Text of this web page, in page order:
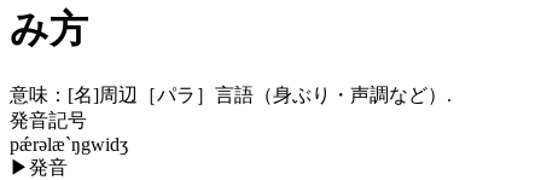
み方
意味： [名]周辺［パラ］言語（身ぶり・声調など）.
発音記号
pǽrəlæ`ŋgwidʒ
▶発音